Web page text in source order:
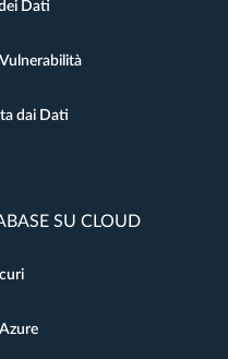
Dati
dai Dati
SU CLOUD